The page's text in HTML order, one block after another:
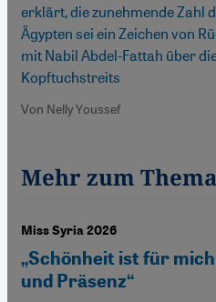
erklärt, die zunehmende Zahl
Ägypten sei ein Zeichen von
mit Nabil Abdel-Fattah über
Kopftuchstreits
Von Nelly Youssef
Mehr zum Thema
Miss Syria 2026
„Schönheit ist für
und Präsenz“